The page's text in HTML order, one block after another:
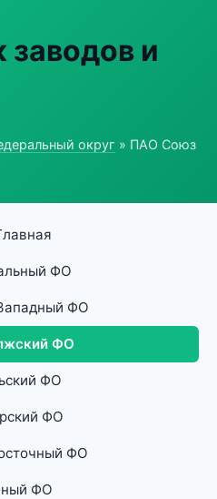
заводов и
округ » ПАО Союз
ФО
ФО
ФО
ФО
ФО
ФО
ФО